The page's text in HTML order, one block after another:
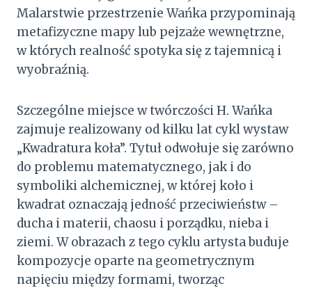
Malarstwie przestrzenie Wańka przypominają
metafizyczne mapy lub pejzaże wewnętrzne,
w których realność spotyka się z tajemnicą i
wyobraźnią.
Szczególne miejsce w twórczości H. Wańka
zajmuje realizowany od kilku lat cykl wystaw
„Kwadratura koła”. Tytuł odwołuje się zarówno
do problemu matematycznego, jak i do
symboliki alchemicznej, w której koło i
kwadrat oznaczają jedność przeciwieństw –
ducha i materii, chaosu i porządku, nieba i
ziemi. W obrazach z tego cyklu artysta buduje
kompozycje oparte na geometrycznym
napięciu między formami, tworząc